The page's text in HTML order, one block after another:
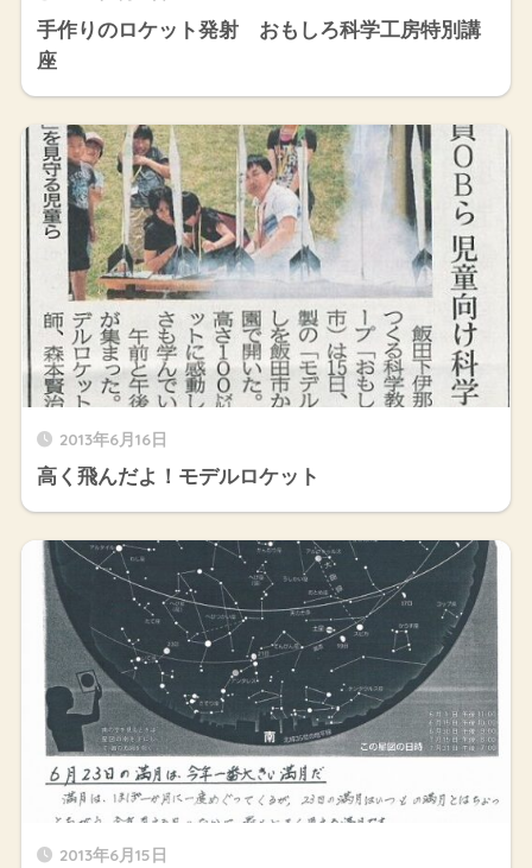
手作りのロケット発射 おもしろ科学工房特別講
座
2013年6月16日
高く飛んだよ！モデルロケット
2013年6月15日